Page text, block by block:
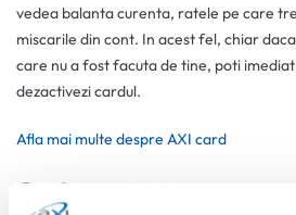
vedea balanta curenta, ratele pe care
miscarile din cont. In acest fel, chiar
care nu a fost facuta de tine, poti
dezactivezi cardul.
Afla mai multe despre AXI card
0 comentarii